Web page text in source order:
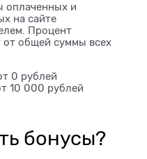
оплаченных и
на сайте
Процент
от общей суммы всех
0 рублей
10 000 рублей
бонусы?